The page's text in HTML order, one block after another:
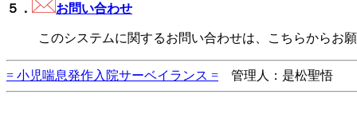
５． お問い合わせ
このシステムに関するお問い合わせは、こちらからお
= 小児喘息発作入院サーベイランス = 管理人：是松聖悟